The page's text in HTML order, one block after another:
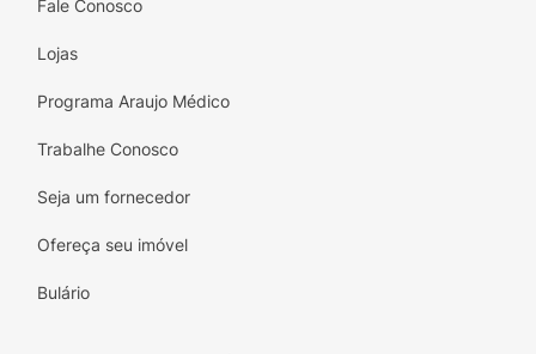
Instabilidade emocional;
Dor nas mamas; e
Sangramento vaginal.
Reações adversas raras incluem trombose,
Consulte seu médico imediatamente se você
apresentar sintomas inesperados ou graves.
Fale Conosco
Lojas
Programa Araujo Médico
Trabalhe Conosco
Seja um fornecedor
Ofereça seu imóvel
Bulário